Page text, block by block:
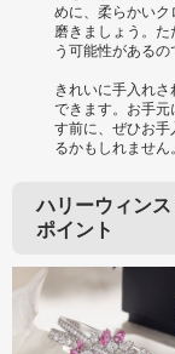
めに、柔らかいク
磨きましょう。
う可能性があるの
きれいに手入れ
できます。お手元
す前に、ぜひお手
るかもしれません。
ハリーウィン
ポイント